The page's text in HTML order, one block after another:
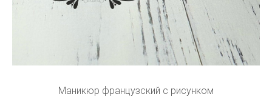
Маникюр французский с рисунком